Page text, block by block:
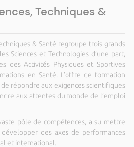
et à la réalisation
– 24 septembre 2026
Tomasi: Exposition de
travail photographique de
2026 de 18h00 à 21h00
majors - apprentis
2026 au samedi 31 octobre 2026
Techniques &
& Santé regroupe trois grands
Sciences et Technologies d’une part,
des Activités Physiques et Sportives
en Santé. L’offre de formation
répondre aux exigences scientifiques
aux attentes du monde de l’emploi
pôle de compétences, a su mettre
des axes de performances
et international.